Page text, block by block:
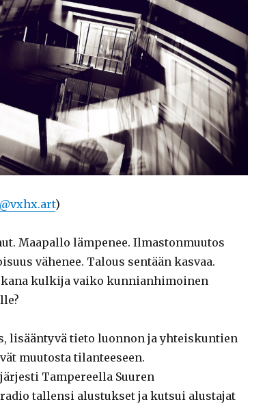
@vxhx.art)
Maapallo lämpenee. Ilmastonmuutos
vähenee. Talous sentään kasvaa.
kulkija vaiko kunnianhimoinen
lisääntyvä tieto luonnon ja yhteiskuntien
muutosta tilanteeseen.
Tampereella Suuren
tallensi alustukset ja kutsui alustajat